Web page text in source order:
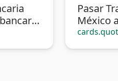
Pasar
México